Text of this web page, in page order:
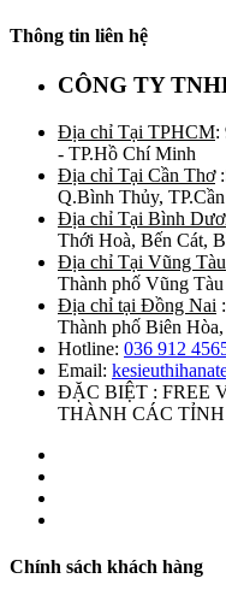
Thông tin liên hệ
CÔNG TY
Địa chỉ Tại TPHCM:
- TP.Hồ Chí Minh
Địa chỉ Tại Cần Thơ
Q.Bình Thủy,
Địa chỉ Tại Bình
Thới Hoà, Bến Cát,
Địa chỉ Tại Vũng Tàu
Thành phố Vũng Tàu
Địa chỉ tại Đồng Nai
Thành phố Biên
Hotline: 036 912
Email:
ĐẶC BIỆT : FREE
THÀNH CÁC
Chính sách khách hàng